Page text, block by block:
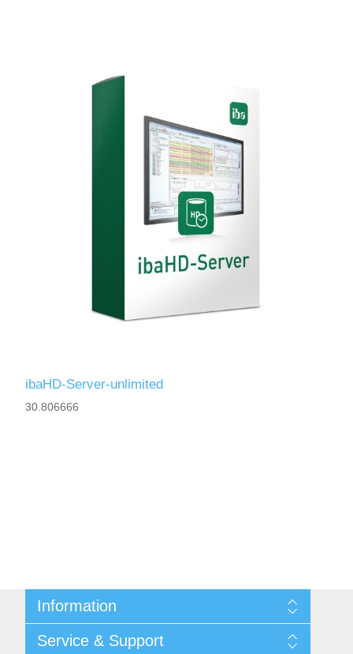
ibaHD-Server-unlimited
30.806666
Information
Integritetspolicy
Service & Support